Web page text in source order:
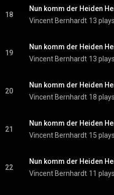
18
Nun komm der Heiden
Vincent Bernhardt 13 plays
19
Nun komm der Heiden
Vincent Bernhardt 13 plays
20
Nun komm der Heiden
Vincent Bernhardt 18 plays
21
Nun komm der Heiden
Vincent Bernhardt 15 plays
22
Nun komm der Heiden
Vincent Bernhardt 11 plays